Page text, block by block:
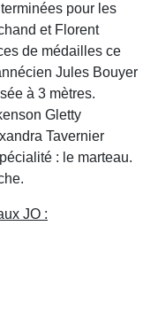
pour les
et Florent
de médailles ce
Jules Bouyer
à 3 mètres.
Gletty
Tavernier
: le marteau.
JO :